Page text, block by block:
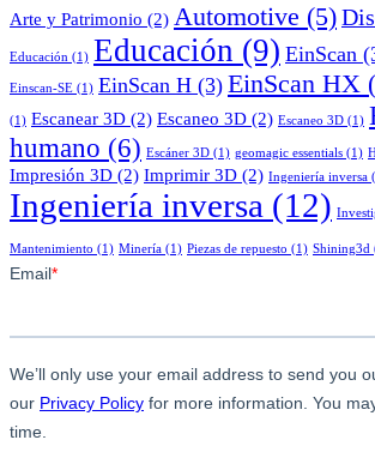
Arte y Patrimonio (2) Automotive (5)
Educación (1) Educación (9) EinScan
Einscan-SE (1) EinScan H (3) EinScan HX
(1) Escanear 3D (2) Escaneo 3D (2) Escaneo 3D (1)
humano (6) Escáner 3D (1) geomagic essentials (1)
Impresión 3D (2) Imprimir 3D (2) Ingeniería inversa
Ingeniería inversa (12)
Mantenimiento (1) Minería (1) Piezas de repuesto (1) Shining3d